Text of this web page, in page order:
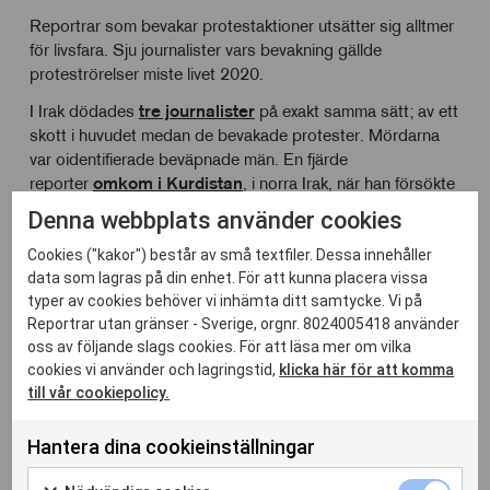
Reportrar som bevakar protestaktioner utsätter sig alltmer
för livsfara. Sju journalister vars bevakning gällde
proteströrelser miste livet 2020.
I Irak dödades tre journalisterpå exakt samma sätt; av ett
skott i huvudet medan de bevakade protester. Mördarna
var oidentifierade beväpnade män. En fjärde
reporter omkom i Kurdistan , i norra Irak, när han försökte
fly från sammanstötningar mellan säkerhetsstyrkor och
demonstranter.
I Nigeria föll
två journalister offer för det våld som
uppstod när människor protesterade mot polisens
övervåld. I Colombiasköts en radioreportertill döds
medan han bevakade en demonstration mot privatiseringen
av mark tillhörande ursprungsfolk. Demonstrationen blev
våldsam när polis och soldater försökte skingra
I Reportrar utan gränsers årssammanställning av
journalister som fängslats, hållits som gisslan eller saknats
Denna webbplats använder cookies
Cookies ("kakor") består av små textfiler. Dessa innehåller
data som lagras på din enhet. För att kunna placera vissa
typer av cookies behöver vi inhämta ditt samtycke. Vi på
Reportrar utan gränser - Sverige, orgnr. 8024005418 använder
oss av följande slags cookies. För att läsa mer om vilka
cookies vi använder och lagringstid, klicka här för att komma
till vår cookiepolicy.
Hantera dina cookieinställningar